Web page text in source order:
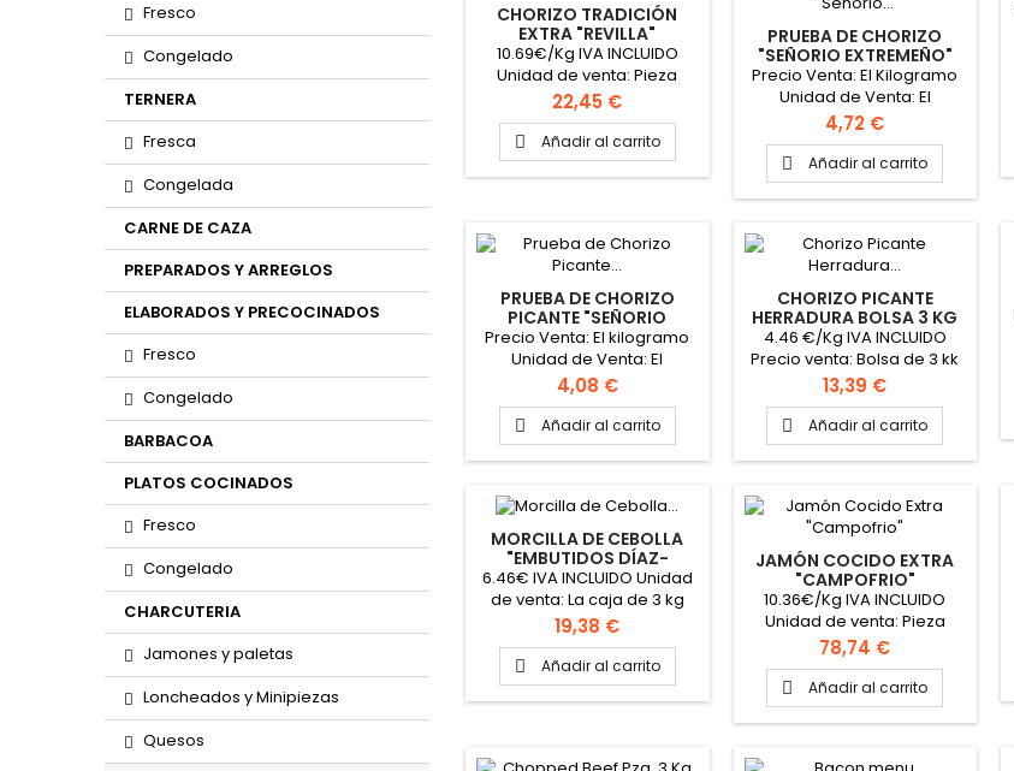
Fresco
Congelado
TERNERA
Fresca
Congelada
CARNE DE CAZA
PREPARADOS Y ARREGLOS
ELABORADOS Y PRECOCINADOS
Fresco
Congelado
BARBACOA
PLATOS COCINADOS
Fresco
Congelado
CHARCUTERIA
Jamones y paletas
Loncheados y Minipiezas
Quesos
CHORIZO TRADICIÓN
EXTRA "REVILLA"
10.69€/Kg IVA INCLUIDO
Unidad de venta: Pieza
Precio de Venta: Pieza Peso
aproximado la pieza 2.1Kg
Precio
22,45 €
 Añadir al carrito
PRUEBA DE CHORIZO
"SEÑORIO EXTREMEÑO"
(POR ENCARGO)
Precio Venta: El Kilogramo
Unidad de Venta: El
kilogramo PINCHAR AQUÍ
PARA VER FICHA TÉCNICA
Precio
4,72 €
 Añadir al carrito
PRUEBA DE CHORIZO
PICANTE "SEÑORIO
EXTREMEÑO" (POR
ENCARGO)
Precio Venta: El kilogramo
Unidad de Venta: El
kilogramo
Precio
4,08 €
 Añadir al carrito
CHORIZO PICANTE
HERRADURA BOLSA 3 KG
"SEÑORÍO EXTREMEÑO"
4.46 €/Kg IVA INCLUIDO
Precio venta: Bolsa de 3 kk
Unidad de venta: Bolsa de 3
kg Formato caja: 2 bolsas
de 3 kg PINCHAR AQUÍ PARA
VER FICHA TÉCNICA
Precio
13,39 €
 Añadir al carrito
MORCILLA DE CEBOLLA
"EMBUTIDOS DÍAZ-
ARANDA" (PRODUCTO
POR ENCARGO)
6.46€ IVA INCLUIDO Unidad
de venta: La caja de 3 kg
aprox.
Precio
19,38 €
 Añadir al carrito
JAMÓN COCIDO EXTRA
"CAMPOFRIO"
10.36€/Kg IVA INCLUIDO
Unidad de venta: Pieza
Precio de Venta: Pieza Peso
aproximado la pieza 7.6Kg
Precio
78,74 €
 Añadir al carrito